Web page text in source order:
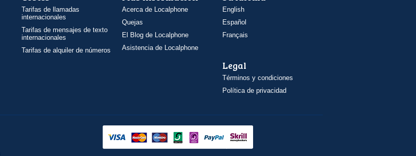
Tarifas de llamadas
internacionales
Tarifas de mensajes de texto
internacionales
Tarifas de alquiler de números
Acerca de Localphone
Quejas
El Blog de Localphone
Asistencia de Localphone
English
Español
Français
Legal
Términos y condiciones
Política de privacidad